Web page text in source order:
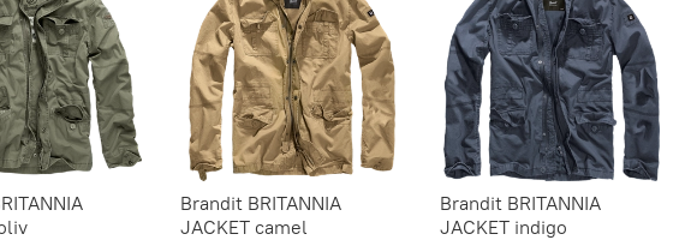
Brandit BRITANNIA
JACKET camel
Brandit BRITANNIA
JACKET indigo